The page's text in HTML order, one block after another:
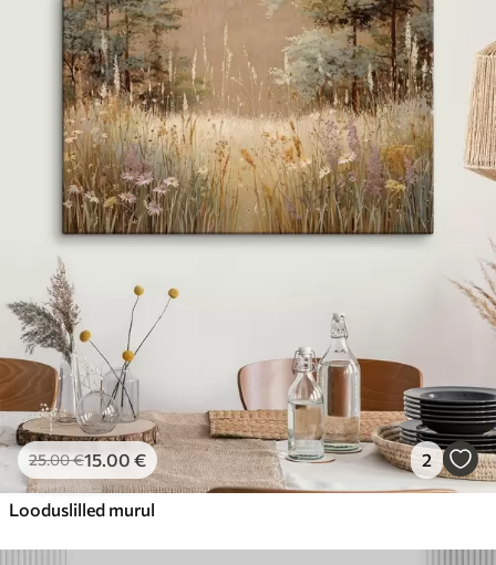
25.00€15.00 € 2
Looduslilled murul